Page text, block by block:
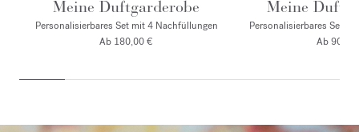
Meine Duftgarderobe
Personalisierbares Set mit 4 Nachfüllungen
Ab 180,00 €
Meine
Personalisierbares Set
Ab 90,00